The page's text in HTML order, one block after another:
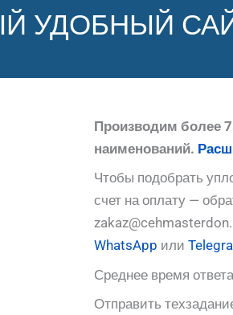
УДОБНЫЙ
Производим более
наименований.
Чтобы подобрать
счет на оплату —
WhatsApp или
Среднее время
Отправить